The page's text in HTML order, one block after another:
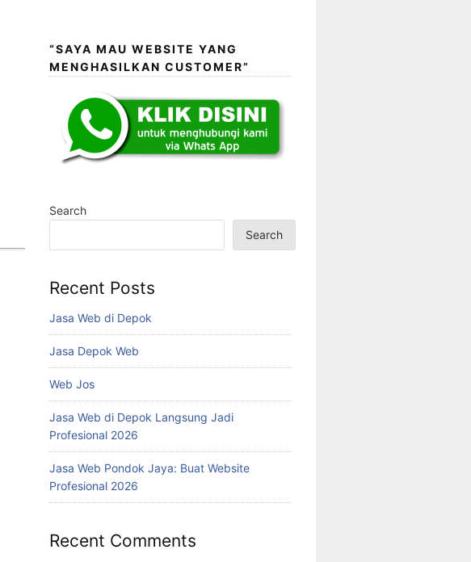
“SAYA MAU WEBSITE YANG
MENGHASILKAN CUSTOMER”
Search
Search
Recent Posts
Jasa Web di Depok
Jasa Depok Web
Web Jos
Jasa Web di Depok Langsung Jadi
Profesional 2026
Jasa Web Pondok Jaya: Buat Website
Profesional 2026
Recent Comments